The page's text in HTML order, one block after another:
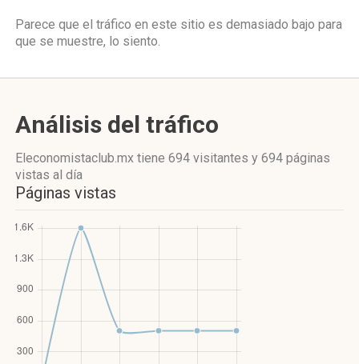
Parece que el tráfico en este sitio es demasiado bajo para
que se muestre, lo siento.
Análisis del tráfico
Eleconomistaclub.mx tiene 694 visitantes y 694 páginas
vistas al día
Páginas vistas